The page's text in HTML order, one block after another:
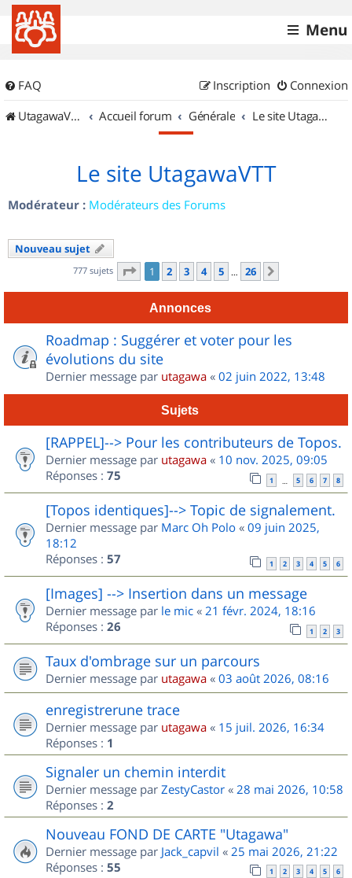
Menu
FAQ Connexion
Inscription
UtagawaVTT (Randos VTT et VTTAE avec traces GPS)
Accueil forum Générale Le site UtagawaVTT
Le site UtagawaVTT
Modérateur : Modérateurs des Forums
Nouveau sujet
777 sujets Page 1sur
1 2 3 4 5 … 26
Annonces
Roadmap : Suggérer et voter pour les
évolutions du site
Dernier message par utagawa « 02 juin 2022, 13:48
Sujets
[RAPPEL]--> Pour les contributeurs de Topos.
Dernier message par utagawa « 10 nov. 2025, 09:05
Réponses : 75 1 … 5 6 7 8
[Topos identiques]--> Topic de signalement.
Dernier message par Marc Oh Polo « 09 juin 2025,
18:12
Réponses : 57 1 2 3 4 5 6
[Images] --> Insertion dans un message
Dernier message par le mic « 21 févr. 2024, 18:16
Réponses : 26 1 2 3
Taux d'ombrage sur un parcours
Dernier message par utagawa « 03 août 2026, 08:16
enregistrerune trace
Dernier message par utagawa « 15 juil. 2026, 16:34
Réponses : 1
Signaler un chemin interdit
Dernier message par ZestyCastor « 28 mai 2026, 10:58
Réponses : 2
Nouveau FOND DE CARTE "Utagawa"
Dernier message par Jack_capvil « 25 mai 2026, 21:22
Réponses : 55 1 2 3 4 5 6